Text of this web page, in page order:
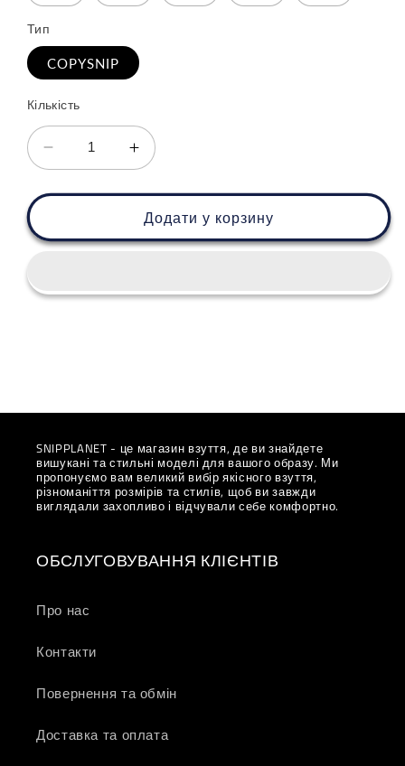
Тип
COPYSNIP
Кількість
Зменшити
кількість
для
SB
Збільшити
кількість
для
Nike
SB
Додати у корзину
SNIPPLANET - це магазин взуття, де ви знайдете
вишукані та стильні моделі для вашого образу. Ми
пропонуємо вам великий вибір якісного взуття,
різноманіття розмірів та стилів, щоб ви завжди
виглядали захопливо і відчували себе комфортно.
ОБСЛУГОВУВАННЯ КЛІЄНТІВ
Про нас
Контакти
Повернення та обмін
Доставка та оплата